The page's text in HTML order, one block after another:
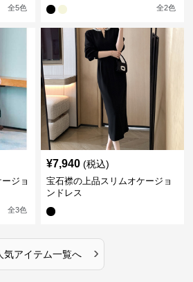
全5色 全2色
ジョ
全3色
¥7,940 (税込)
宝石襟の上品スリムオケージョ
ンドレス
気アイテム一覧へ ›